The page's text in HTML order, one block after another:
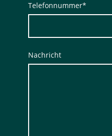
Telefonnummer*
Nachricht